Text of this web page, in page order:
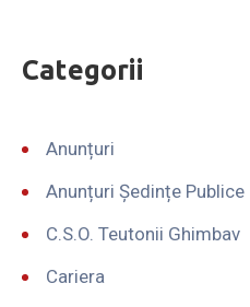
Categorii
Anunțuri
Anunțuri Ședințe Publice
C.S.O. Teutonii Ghimbav
Cariera